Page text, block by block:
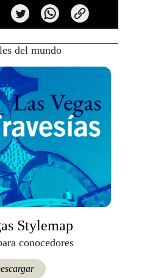
del mundo
Stylemap
conocedores
recibe cada semana
y las guías más